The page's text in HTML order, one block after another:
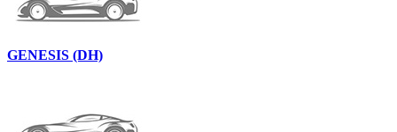
GENESIS (DH)